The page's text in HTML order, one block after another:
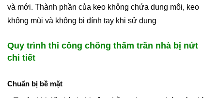
và mới. Thành phần của keo không chứa dung môi, keo
không mùi và không bị dính tay khi sử dụng
Quy trình thi công chống thấm trần nhà bị nứt
chi tiết
Chuẩn bị bề mặt